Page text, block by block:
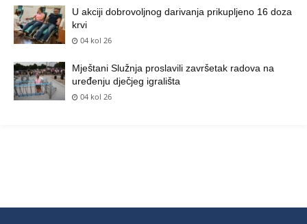
U akciji dobrovoljnog darivanja prikupljeno 16 doza
krvi
04 kol 26
Mještani Služnja proslavili završetak radova na
uređenju dječjeg igrališta
04 kol 26